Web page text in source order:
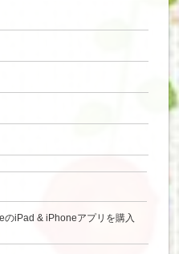
のiPad & iPhoneアプリを購入